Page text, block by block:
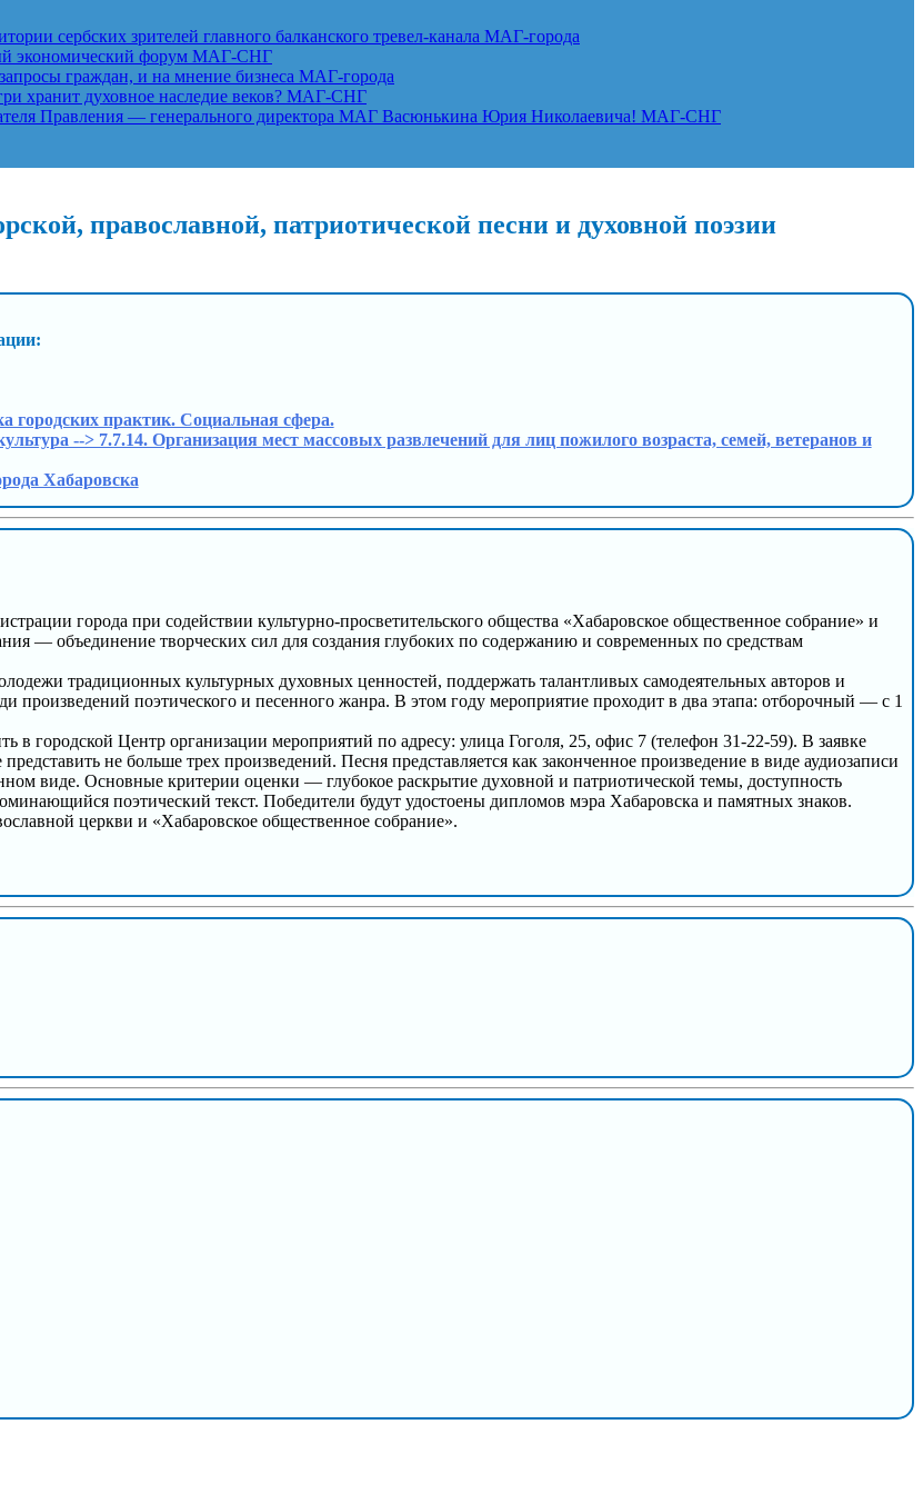
сербских зрителей главного балканского тревел-канала МАГ-города
экономический форум МАГ-СНГ
граждан, и на мнение бизнеса МАГ-города
хранит духовное наследие веков? МАГ-СНГ
Правления — генерального директора МАГ Васюнькина Юрия Николаевича! МАГ-СНГ
православной, патриотической песни и духовной поэзии
городских практик. Социальная сфера.
--> 7.7.14. Организация мест массовых развлечений для лиц пожилого возраста, семей, ветеранов и
Хабаровска
города при содействии культурно-просветительского общества «Хабаровское общественное собрание» и
— объединение творческих сил для создания глубоких по содержанию и современных по средствам
традиционных культурных духовных ценностей, поддержать талантливых самодеятельных авторов и
произведений поэтического и песенного жанра. В этом году мероприятие проходит в два этапа: отборочный — с 1
в городской Центр организации мероприятий по адресу: улица Гоголя, 25, офис 7 (телефон 31-22-59). В заявке
не больше трех произведений. Песня представляется как законченное произведение в виде аудиозаписи
виде. Основные критерии оценки — глубокое раскрытие духовной и патриотической темы, доступность
поэтический текст. Победители будут удостоены дипломов мэра Хабаровска и памятных знаков.
церкви и «Хабаровское общественное собрание».